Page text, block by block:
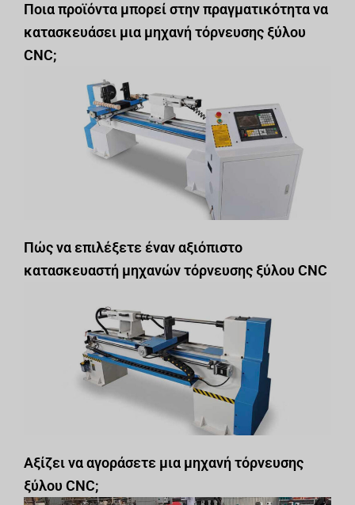
Ποια προϊόντα μπορεί στην πραγματικότητα να
κατασκευάσει μια μηχανή τόρνευσης ξύλου
CNC;
Πώς να επιλέξετε έναν αξιόπιστο
κατασκευαστή μηχανών τόρνευσης ξύλου CNC
Αξίζει να αγοράσετε μια μηχανή τόρνευσης
ξύλου CNC;